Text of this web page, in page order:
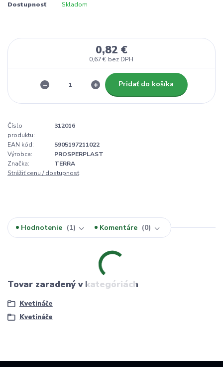
Dostupnosť Skladom
0,82 €
0,67 € bez DPH
Pridať do košíka
Číslo
produktu:
312016
EAN kód:
5905197211022
Výrobca:
PROSPERPLAST
Značka:
TERRA
Strážiť cenu / dostupnosť
Hodnotenie 1 Komentáre 0
Tovar zaradený v kategóriách
Kvetináče
Kvetináče